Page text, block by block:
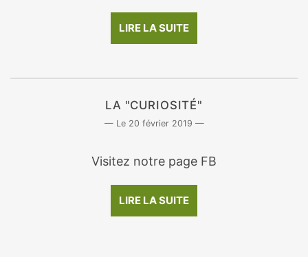
LIRE LA SUITE
LA "CURIOSITÉ"
20 février 2019
Visitez notre page FB
LIRE LA SUITE